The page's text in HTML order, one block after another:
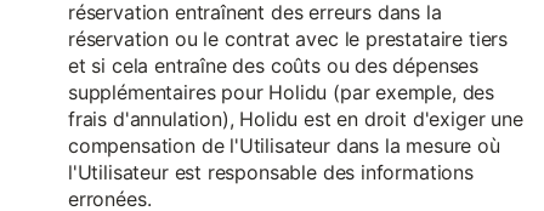
réservation entraînent des erreurs dans la
réservation ou le contrat avec le prestataire tiers
et si cela entraîne des coûts ou des dépenses
supplémentaires pour Holidu (par exemple, des
frais d'annulation), Holidu est en droit d'exiger une
compensation de l'Utilisateur dans la mesure où
l'Utilisateur est responsable des informations
erronées.